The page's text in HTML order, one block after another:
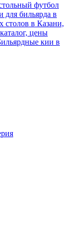
футбол
для бильярда в
столов в Казани,
цены
кии в